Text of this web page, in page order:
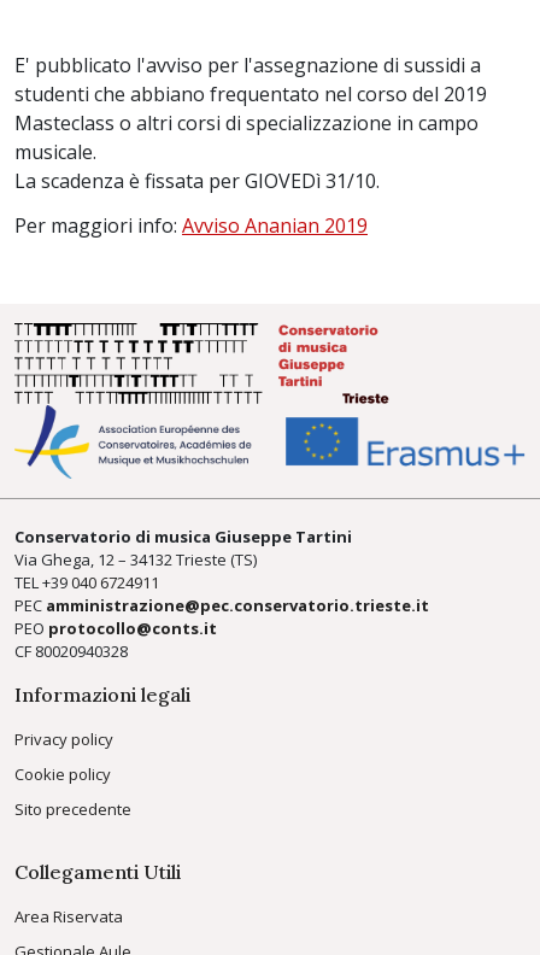
E' pubblicato l'avviso per l'assegnazione di sussidi a
studenti che abbiano frequentato nel corso del 2019
Masteclass o altri corsi di specializzazione in campo
musicale.
La scadenza è fissata per GIOVEDì 31/10.
Per maggiori info: Avviso Ananian 2019
Conservatorio di musica Giuseppe Tartini
Via Ghega, 12 – 34132 Trieste (TS)
TEL +39040 6724911
PEC amministrazione@pec.conservatorio.trieste.it
PEO protocollo@conts.it
CF 80020940328
Informazioni legali
Privacy policy
Cookie policy
Sito precedente
Collegamenti Utili
Area Riservata